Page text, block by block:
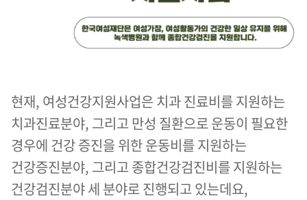
현재, 여성건강지원사업은 치과 진료비를 지원하는
치과진료분야, 그리고 만성 질환으로 운동이 필요한
경우에 건강 증진을 위한 운동비를 지원하는
건강증진분야, 그리고 종합건강검진비를 지원하는
건강검진분야 세 분야로 진행되고 있는데요,